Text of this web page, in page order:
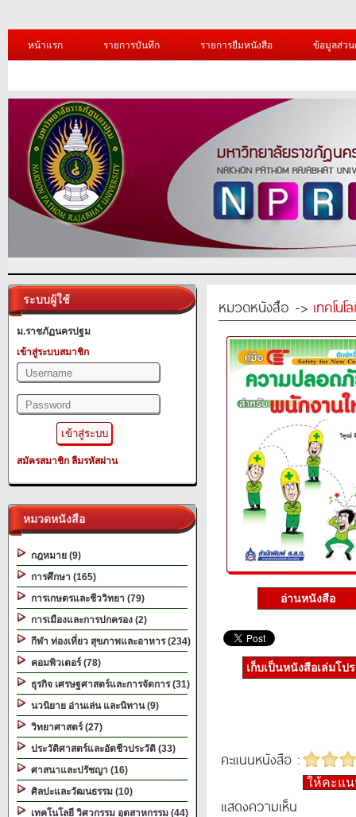
หน้าแรก รายการบันทึก รายการยืมหนังสือ ข้อมูลส่ว
ระบบผู้ใช้
ม.ราชภัฏนครปฐม
เข้าสู่ระบบสมาชิก
สมัครสมาชิก ลืมรหัสผ่าน
หมวดหนังสือ
กฎหมาย (9)
การศึกษา (165)
การเกษตรและชีววิทยา (79)
การเมืองและการปกครอง (2)
กีฬา ท่องเที่ยว สุขภาพและอาหาร (234)
คอมพิวเตอร์ (78)
ธุรกิจ เศรษฐศาสตร์และการจัดการ (31)
นวนิยาย อ่านเล่น และนิทาน (9)
วิทยาศาสตร์ (27)
ประวัติศาสตร์และอัตชีวประวัติ (33)
ศาสนาและปรัชญา (16)
ศิลปะและวัฒนธรรม (10)
เทคโนโลยี วิศวกรรม อุตสาหกรรม (44)
หมวดหนังสือ -> เทคโน
อ่านหนังสือ
เก็บเป็นหนังสือเล่มโป
คะแนนหนังสือ :
ให้คะแ
แสดงความเห็น